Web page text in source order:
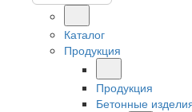
Каталог
Продукция
Продукция
Бетонные